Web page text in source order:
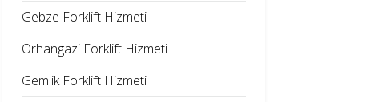
Gebze Forklift Hizmeti
Orhangazi Forklift Hizmeti
Gemlik Forklift Hizmeti